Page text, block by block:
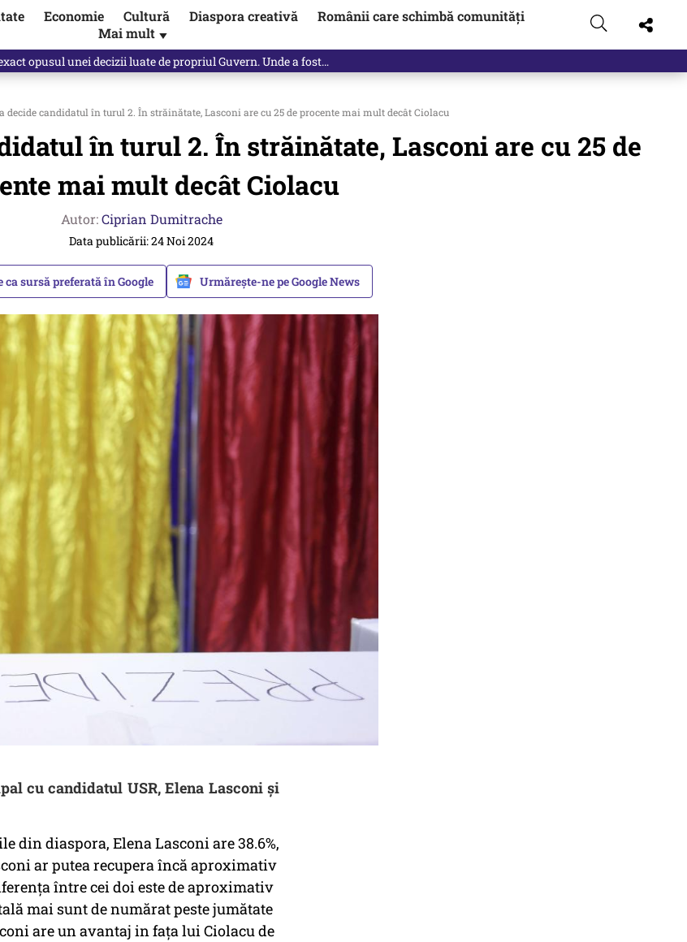
Economie Cultură Diaspora creativă
Românii care schimbă comunități
Mai mult ▼
harnic“ / video
decide candidatul în turul 2. În străinătate, Lasconi are cu 25 de procente mai mult decât Ciolacu
în turul 2. În străinătate, Lasconi are cu 25 de
mai mult decât Ciolacu
Autor:Ciprian Dumitrache
Data publicării: 24 Noi 2024
ca sursă preferată în Google Urmărește-ne pe Google News
cu candidatul USR, Elena Lasconi și
din diaspora, Elena Lasconi are 38.6%,
ar putea recupera încă aproximativ
între cei doi este de aproximativ
mai sunt de numărat peste jumătate
are un avantaj in fața lui Ciolacu de